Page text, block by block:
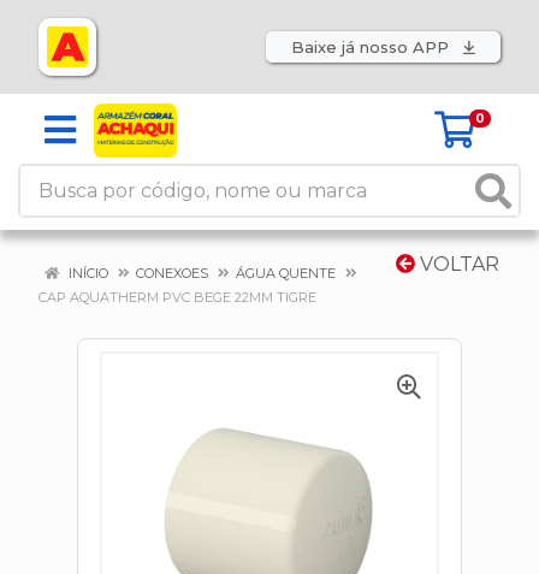
Baixe já nosso APP
0
VOLTAR
INÍCIO CONEXOES
ÁGUA QUENTE
CAP AQUATHERM PVC BEGE 22MM TIGRE